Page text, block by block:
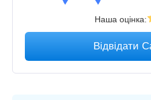
Наша оцінка:
Відвідати